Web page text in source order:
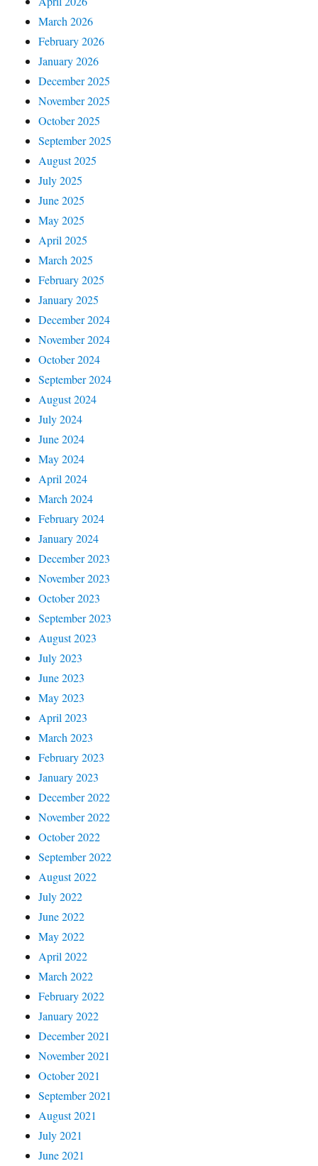
March 2026
February 2026
January 2026
December 2025
November 2025
October 2025
September 2025
August 2025
July 2025
June 2025
May 2025
April 2025
March 2025
February 2025
January 2025
December 2024
November 2024
October 2024
September 2024
August 2024
July 2024
June 2024
May 2024
April 2024
March 2024
February 2024
January 2024
December 2023
November 2023
October 2023
September 2023
August 2023
July 2023
June 2023
May 2023
April 2023
March 2023
February 2023
January 2023
December 2022
November 2022
October 2022
September 2022
August 2022
July 2022
June 2022
May 2022
April 2022
March 2022
February 2022
January 2022
December 2021
November 2021
October 2021
September 2021
August 2021
July 2021
June 2021